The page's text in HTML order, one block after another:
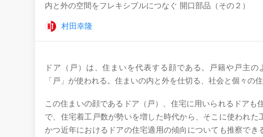
内と外の空間をフレキシブルにつなぐ 開口部品（その２）
村田幸隆
ドア（戸）は、住まいを代表する顔である。戸籍や戸主
「戸」が使われる。住まいの内と外を仕切る、社会と個々の
この住まいの顔であるドア（戸）、住宅に用いられるドア
で、住宅着工戸数が勢いを増した時代から、そこに使われた
かつ近年におけるドアの住宅適用の傾向についても推察で